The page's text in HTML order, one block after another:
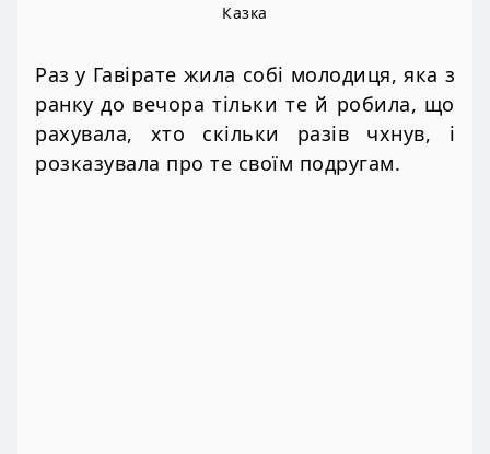
Казка
Раз у Гавірате жила собі молодиця, яка з
ранку до вечора тільки те й робила, що
рахувала, хто скільки разів чхнув, і
розказувала про те своїм подругам.